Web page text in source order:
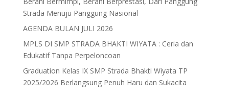
Strada Menuju Panggung Nasional
AGENDA BULAN JULI 2026
MPLS DI SMP STRADA BHAKTI WIYATA : Ceria dan
Edukatif Tanpa Perpeloncoan
Graduation Kelas IX SMP Strada Bhakti Wiyata TP
2025/2026 Berlangsung Penuh Haru dan Sukacita